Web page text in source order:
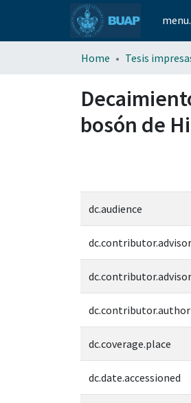
Home Tesis
bosón de
dc.audience
dc.contributor.advisor
dc.contributor.advisor
dc.contributor.author
dc.coverage.place
dc.date.accessioned